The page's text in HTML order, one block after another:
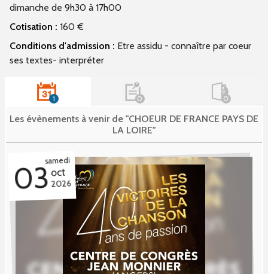
dimanche de 9h30 à 17h00
Cotisation : 160 €
Conditions d'admission : Etre assidu - connaître par coeur
ses textes- interpréter
1
Les évènements à venir de "CHOEUR DE FRANCE PAYS DE
LA LOIRE"
samedi
03 oct
2026
0 0